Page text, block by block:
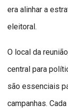
era alinhar a
eleitoral.
O local da
central para
são essenciais
campanhas.